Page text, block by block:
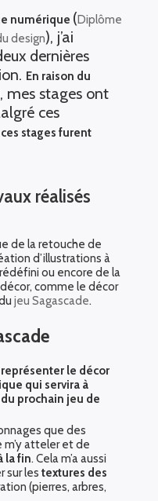
numérique (Diplôme
design), j’ai
dernières
En raison du
, mes stages ont
ces
ces stages furent
réalisés
de la retouche de
d’illustrations à
ou encore de la
comme le décor
jeu Sagascade.
le décor
qui servira à
prochain jeu de
que des
m’y atteler et de
la fin. Cela m’a aussi
sur les textures des
(pierres, arbres,